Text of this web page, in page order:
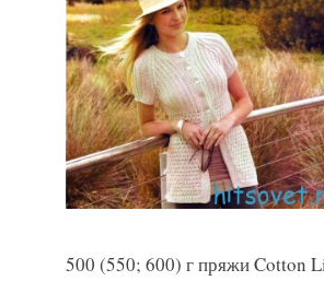
500 (550; 600) г пряжи Cotton